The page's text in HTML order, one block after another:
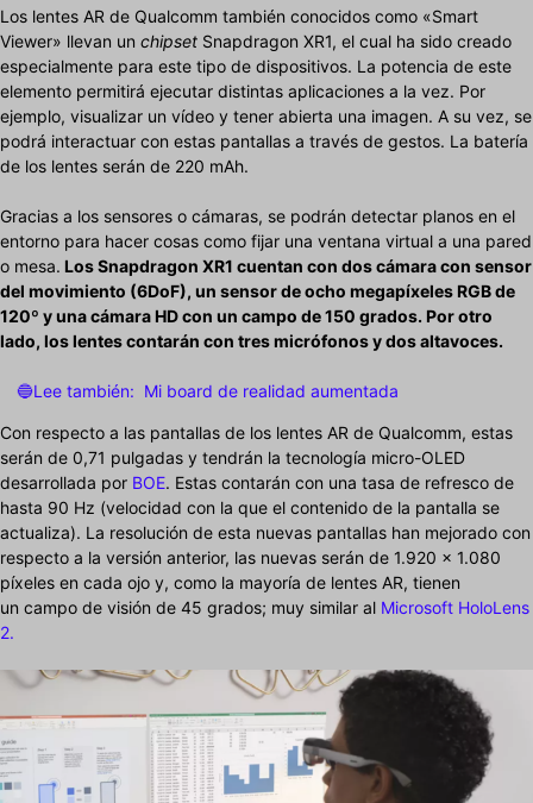
Los lentes AR de Qualcomm también conocidos como «Smart
Viewer» llevan un chipset Snapdragon XR1, el cual ha sido creado
especialmente para este tipo de dispositivos. La potencia de este
elemento permitirá ejecutar distintas aplicaciones a la vez. Por
ejemplo, visualizar un vídeo y tener abierta una imagen. A su vez, se
podrá interactuar con estas pantallas a través de gestos. La batería
de los lentes serán de 220 mAh.
Gracias a los sensores o cámaras, se podrán detectar planos en el
entorno para hacer cosas como fijar una ventana virtual a una pared
o mesa. Los Snapdragon XR1 cuentan con dos cámara con sensor
del movimiento (6DoF), un sensor de ocho megapíxeles RGB de
120º y una cámara HD con un campo de 150 grados. Por otro
lado, los lentes contarán con tres micrófonos y dos altavoces.
🔵Lee también: Mi board de realidad aumentada
Con respecto a las pantallas de los lentes AR de Qualcomm, estas
serán de 0,71 pulgadas y tendrán la tecnología micro-OLED
desarrollada por BOE. Estas contarán con una tasa de refresco de
hasta 90 Hz (velocidad con la que el contenido de la pantalla se
actualiza). La resolución de esta nuevas pantallas han mejorado con
respecto a la versión anterior, las nuevas serán de 1.920 x 1.080
píxeles en cada ojo y, como la mayoría de lentes AR, tienen
un campo de visión de 45 grados; muy similar al Microsoft HoloLens
2.